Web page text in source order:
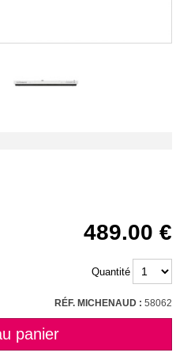
489.00
Quantité
RÉF. MICHENAUD : 58062